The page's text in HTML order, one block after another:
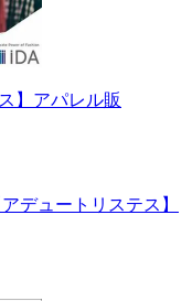
】アパレル販
デュートリステス】